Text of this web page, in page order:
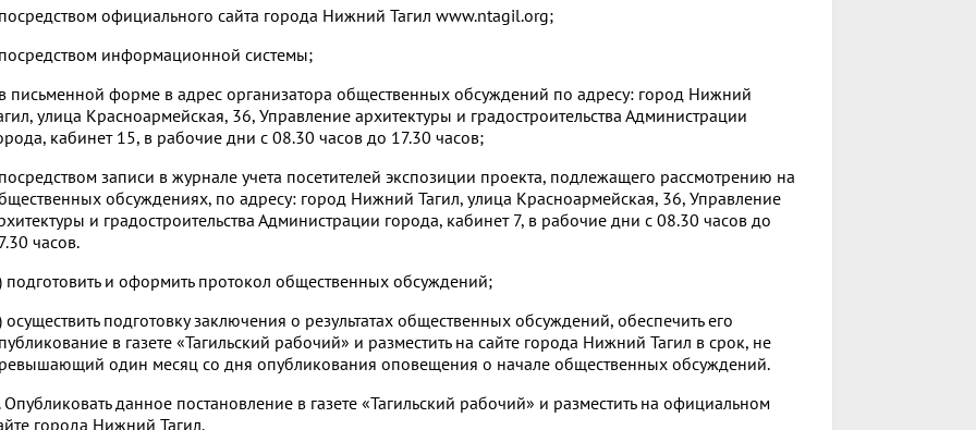
официального сайта города Нижний Тагил www.ntagil.org;
информационной системы;
письменной форме в адрес организатора общественных обсуждений по адресу: город Нижний
улица Красноармейская, 36, Управление архитектуры и градостроительства Администрации
кабинет 15, в рабочие дни с 08.30 часов до 17.30 часов;
записи в журнале учета посетителей экспозиции проекта, подлежащего рассмотрению на
обсуждениях, по адресу: город Нижний Тагил, улица Красноармейская, 36, Управление
и градостроительства Администрации города, кабинет 7, в рабочие дни с 08.30 часов до
часов.
подготовить и оформить протокол общественных обсуждений;
осуществить подготовку заключения о результатах общественных обсуждений, обеспечить его
в газете «Тагильский рабочий» и разместить на сайте города Нижний Тагил в срок, не
один месяц со дня опубликования оповещения о начале общественных обсуждений.
Опубликовать данное постановление в газете «Тагильский рабочий» и разместить на официальном
города Нижний Тагил.